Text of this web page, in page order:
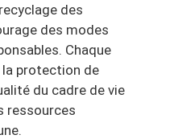
des
des modes
Chaque
protection de
du cadre de vie
ressources